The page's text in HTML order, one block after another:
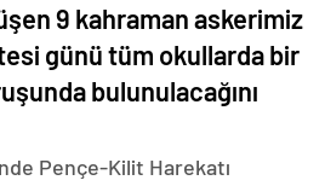
9 kahraman askerimiz
günü tüm okullarda bir
bulunulacağını
Pençe-Kilit Harekatı